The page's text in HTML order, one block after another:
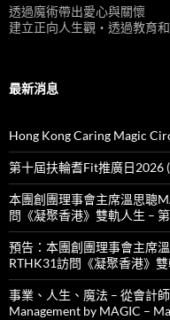
透過魔術帶出愛心與關懷
建立正向人生觀‧透過教育
最新消息
Hong Kong Caring Magic
第十屆扶輪耆Fit推廣日2026
本團創團理事會主席溫思聰
問《凝聚香港》雙軌人生 –
預告：本團創團理事會主席
RTHK31訪問《凝聚香港》
事業、人生、魔法 – 從會計
Management by MAGIC –